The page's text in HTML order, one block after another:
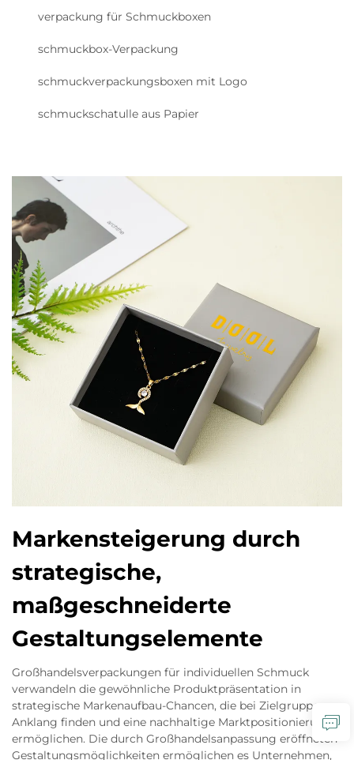
verpackung für Schmuckboxen
schmuckbox-Verpackung
schmuckverpackungsboxen mit Logo
schmuckschatulle aus Papier
Markensteigerung durch
strategische,
maßgeschneiderte
Gestaltungselemente
Großhandelsverpackungen für individuellen Schmuck
verwandeln die gewöhnliche Produktpräsentation in
strategische Markenaufbau-Chancen, die bei Zielgruppen
Anklang finden und eine nachhaltige Marktpositionierung
ermöglichen. Die durch Großhandelsanpassung eröffneten
Gestaltungsmöglichkeiten ermöglichen es Unternehmen,